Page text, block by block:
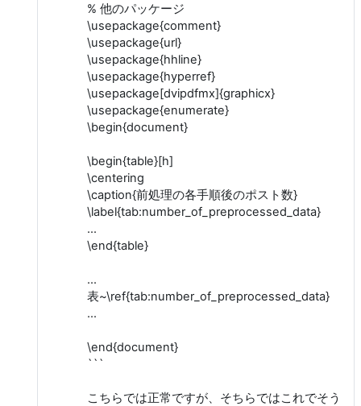
% 他のパッケージ
\usepackage{comment}
\usepackage{url}
\usepackage{hhline}
\usepackage{hyperref}
\usepackage[dvipdfmx]{graphicx}
\usepackage{enumerate}
\begin{document}
\begin{table}[h]
\centering
\caption{前処理の各手順後のポスト数}
\label{tab:number_of_preprocessed_data}
...
\end{table}
...
表~\ref{tab:number_of_preprocessed_data}
...
\end{document}
```
こちらでは正常ですが、そちらではこれでそう